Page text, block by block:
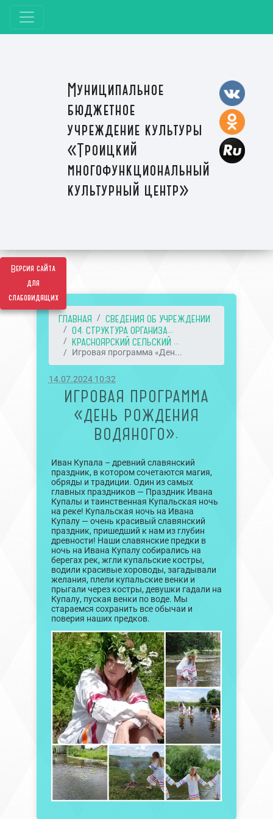
Версия сайта
для
слабовидящих
Муниципальное
бюджетное
учреждение культуры
«Троицкий
многофункциональный
культурный центр»
ГЛАВНАЯ
СВЕДЕНИЯ ОБ УЧРЕЖДЕНИИ
04. СТРУКТУРА ОРГАНИЗА...
КРАСНОЯРСКИЙ СЕЛЬСКИЙ ...
Игровая программа «Ден...
14.07.2024 10:32
ИГРОВАЯ ПРОГРАММА
«ДЕНЬ РОЖДЕНИЯ
ВОДЯНОГО».
Иван Купала – древний славянский
праздник, в котором сочетаются магия,
обряды и традиции. Один из самых
главных праздников — Праздник Ивана
Купалы и таинственная Купальская ночь
на реке! Купальская ночь на Ивана
Купалу — очень красивый славянский
праздник, пришедший к нам из глубин
древности! Наши славянские предки в
ночь на Ивана Купалу собирались на
берегах рек, жгли купальские костры,
водили красивые хороводы, загадывали
желания, плели купальские венки и
прыгали через костры, девушки гадали на
Купалу, пуская венки по воде. Мы
стараемся сохранить все обычаи и
поверия наших предков.